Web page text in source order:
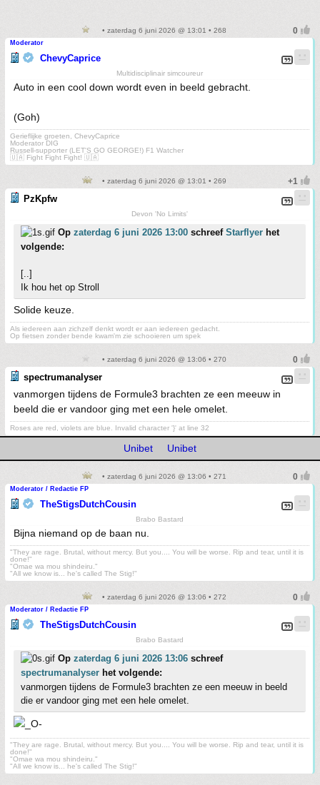
• zaterdag 6 juni 2026 @ 13:01 • 268
Moderator
ChevyCaprice
Multidisciplinair simcoureur
Auto in een cool down wordt even in beeld gebracht.
(Goh)
Gerieflijke groeten, ChevyCaprice
Moderator DIG
Russell-supporter (LET'S GO GEORGE!) F1 Watcher
🇺🇦 Fight Fight Fight! 🇺🇦
• zaterdag 6 juni 2026 @ 13:01 • 269
PzKpfw
Devon 'No Limits'
Op zaterdag 6 juni 2026 13:00 schreef Starflyer het
volgende:
[..]
Ik hou het op Stroll
Solide keuze.
Als iedereen aan zichzelf denkt wordt er aan iedereen gedacht.
Op fietsen zonder bende kwam'm zie schooieren um spek
• zaterdag 6 juni 2026 @ 13:06 • 270
spectrumanalyser
vanmorgen tijdens de Formule3 brachten ze een meeuw in
beeld die er vandoor ging met een hele omelet.
Roses are red, violets are blue. Invalid character '}' at line 32
Unibet Unibet
• zaterdag 6 juni 2026 @ 13:06 • 271
Moderator / Redactie FP
TheStigsDutchCousin
Brabo Bastard
Bijna niemand op de baan nu.
"They are rage. Brutal, without mercy. But you.... You will be worse. Rip and tear, until it is
done!"
"Omae wa mou shindeiru."
"All we know is... he's called The Stig!"
• zaterdag 6 juni 2026 @ 13:06 • 272
Moderator / Redactie FP
TheStigsDutchCousin
Brabo Bastard
Op zaterdag 6 juni 2026 13:06 schreef
spectrumanalyser het volgende:
vanmorgen tijdens de Formule3 brachten ze een meeuw in beeld
die er vandoor ging met een hele omelet.
"They are rage. Brutal, without mercy. But you.... You will be worse. Rip and tear, until it is
done!"
"Omae wa mou shindeiru."
"All we know is... he's called The Stig!"